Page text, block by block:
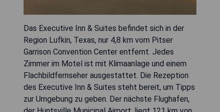
Das Executive Inn & Suites befindet sich in der
Region Lufkin, Texas, nur 4,8 km vom Pitser
Garrison Convention Center entfernt. Jedes
Zimmer im Motel ist mit Klimaanlage und einem
Flachbildfernseher ausgestattet. Die Rezeption
des Executive Inn & Suites steht bereit, um Tipps
zur Umgebung zu geben. Der nächste Flughafen,